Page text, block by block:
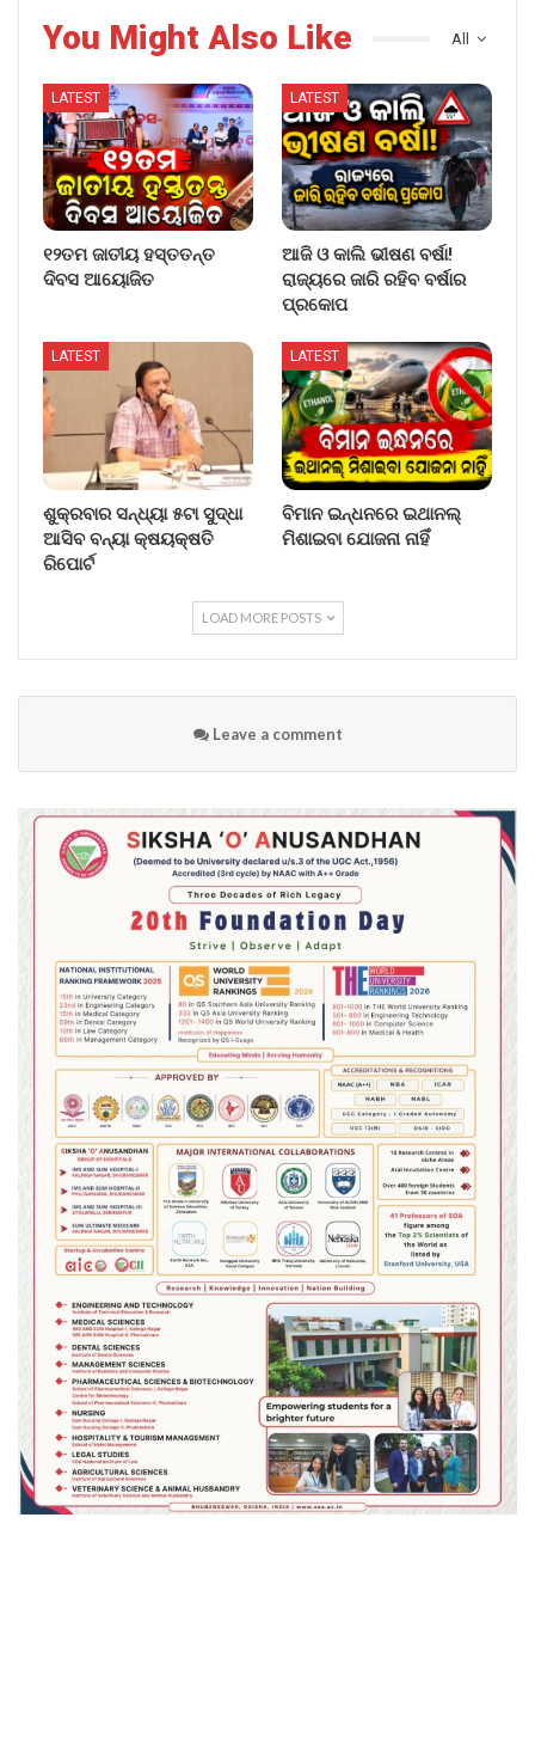
All
You Might Also Like
LATEST
୧୨ତମ ଜାତୀୟ ହସ୍ତତନ୍ତ
ଦିବସ ଆୟୋଜିତ
LATEST
ଆଜି ଓ କାଲି ଭୀଷଣ ବର୍ଷା!
ରାଜ୍ୟରେ ଜାରି ରହିବ ବର୍ଷାର
ପ୍ରକୋପ
LATEST
ଶୁକ୍ରବାର ସନ୍ଧ୍ୟା ୫ଟା ସୁଦ୍ଧା
ଆସିବ ବନ୍ୟା କ୍ଷୟକ୍ଷତି
ରିପୋର୍ଟ
LATEST
ବିମାନ ଇନ୍ଧନରେ ଇଥାନଲ୍
ମିଶାଇବା ଯୋଜନା ନାହିଁ
LOAD MORE POSTS
Leave a comment